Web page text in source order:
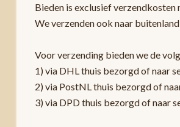
Bieden is exclusief
We verzenden ook naar
Voor verzending bieden we de
1) via DHL thuis bezorgd of naar
2) via PostNL thuis bezorgd of
3) via DPD thuis bezorgd of naar